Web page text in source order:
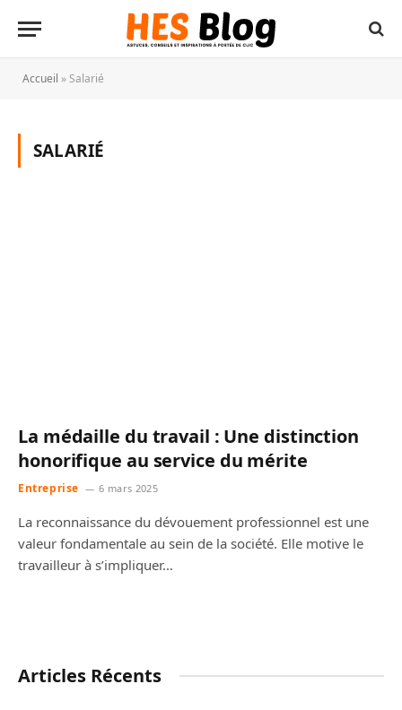
Accueil »Salarié
SALARIÉ
La médaille du travail : Une distinction
honorifique au service du mérite
Entreprise 6 mars 2025
La reconnaissance du dévouement professionnel est une
valeur fondamentale au sein de la société. Elle motive le
travailleur à s’impliquer…
Articles Récents